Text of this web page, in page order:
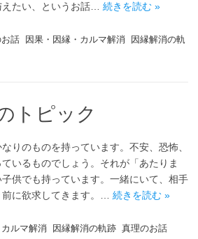
たい、というお話… 続きを読む »
話 因果・因縁・カルマ解消
因縁解消の軌
トピック
りのものを持っています。不安、恐怖、
いるものでしょう。それが「あたりま
供でも持っています。一緒にいて、相手
に欲求してきます。… 続きを読む »
ルマ解消 因縁解消の軌跡 真理のお話